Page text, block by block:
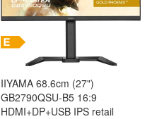
IIYAMA 68.6cm (27")
GB2790QSU-B5 16:9
HDMI+DP+USB IPS retail